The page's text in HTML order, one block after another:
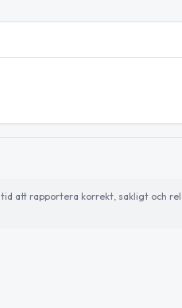
att rapportera korrekt, sakligt och